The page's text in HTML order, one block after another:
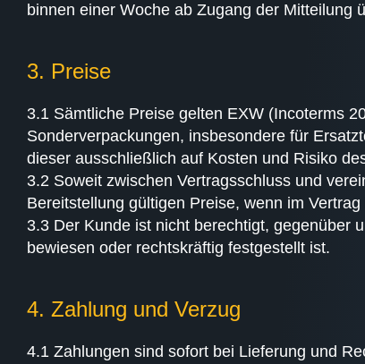
binnen einer Woche ab Zugang der Mitteilung
3. Preise
3.1 Sämtliche Preise gelten EXW (Incoterms
Sonderverpackungen, insbesondere für
dieser ausschließlich auf Kosten und Risiko
3.2 Soweit zwischen Vertragsschluss und
Bereitstellung gültigen Preise, wenn im
3.3 Der Kunde ist nicht berechtigt, gegenüber
bewiesen oder rechtskräftig festgestellt ist.
4. Zahlung und Verzug
4.1 Zahlungen sind sofort bei Lieferung und